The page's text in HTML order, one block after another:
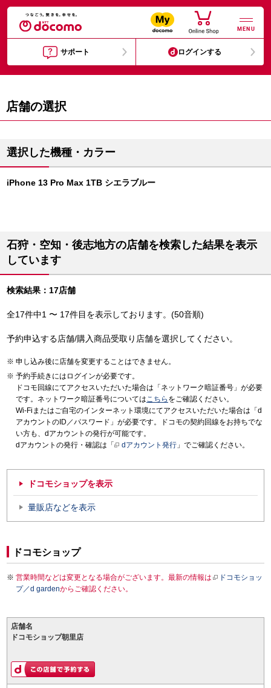
MENU
サポート ログインする
店舗の選択
選択した機種・カラー
iPhone 13 Pro Max 1TB シエラブルー
石狩・空知・後志地方の店舗を検索した結果を表示
しています
検索結果：17店舗
全17件中1 〜 17件目を表示しております。(50音順)
予約申込する店舗/購入商品受取り店舗を選択してください。
申し込み後に店舗を変更することはできません。
予約手続きにはログインが必要です。
ドコモ回線にてアクセスいただいた場合は「ネットワーク暗証番号」が必要
です。ネットワーク暗証番号についてはこちら をご確認ください。
Wi-Fiまたはご自宅のインターネット環境にてアクセスいただいた場合は「d
アカウントのID／パスワード」が必要です。ドコモの契約回線をお持ちでな
い方も、dアカウントの発行が可能です。
dアカウントの発行・確認は「
dアカウント発行 」でご確認ください。
ドコモショップを表示
量販店などを表示
ドコモショップ
営業時間などは変更となる場合がございます。最新の情報は
ドコモショッ
プ／d gardenからご確認ください。
店舗名
ドコモショップ朝里店